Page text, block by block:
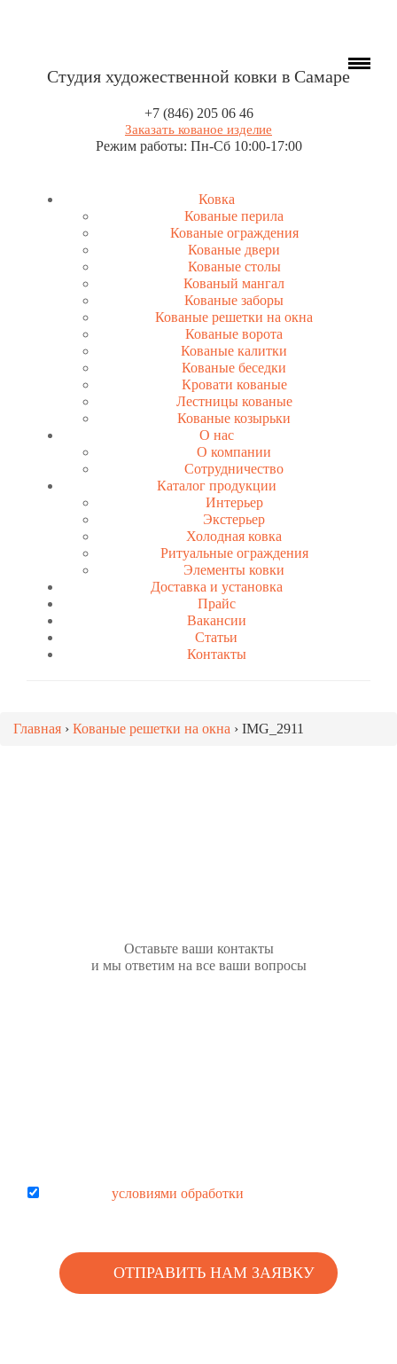
Студия художественной ковки в Самаре
+7 (846) 205 06 46
Заказать кованое изделие
Режим работы: Пн-Сб 10:00-17:00
Ковка
Кованые перила
Кованые ограждения
Кованые двери
Кованые столы
Кованый мангал
Кованые заборы
Кованые решетки на окна
Кованые ворота
Кованые калитки
Кованые беседки
Кровати кованые
Лестницы кованые
Кованые козырьки
О нас
О компании
Сотрудничество
Каталог продукции
Интерьер
Экстерьер
Холодная ковка
Ритуальные ограждения
Элементы ковки
Доставка и установка
Прайс
Вакансии
Статьи
Контакты
Главная › Кованые решетки на окна › IMG_2911
Оставьте ваши контакты
и мы ответим на все ваши вопросы
условиями обработки